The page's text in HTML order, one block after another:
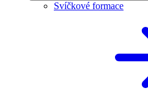
Svíčkové formace